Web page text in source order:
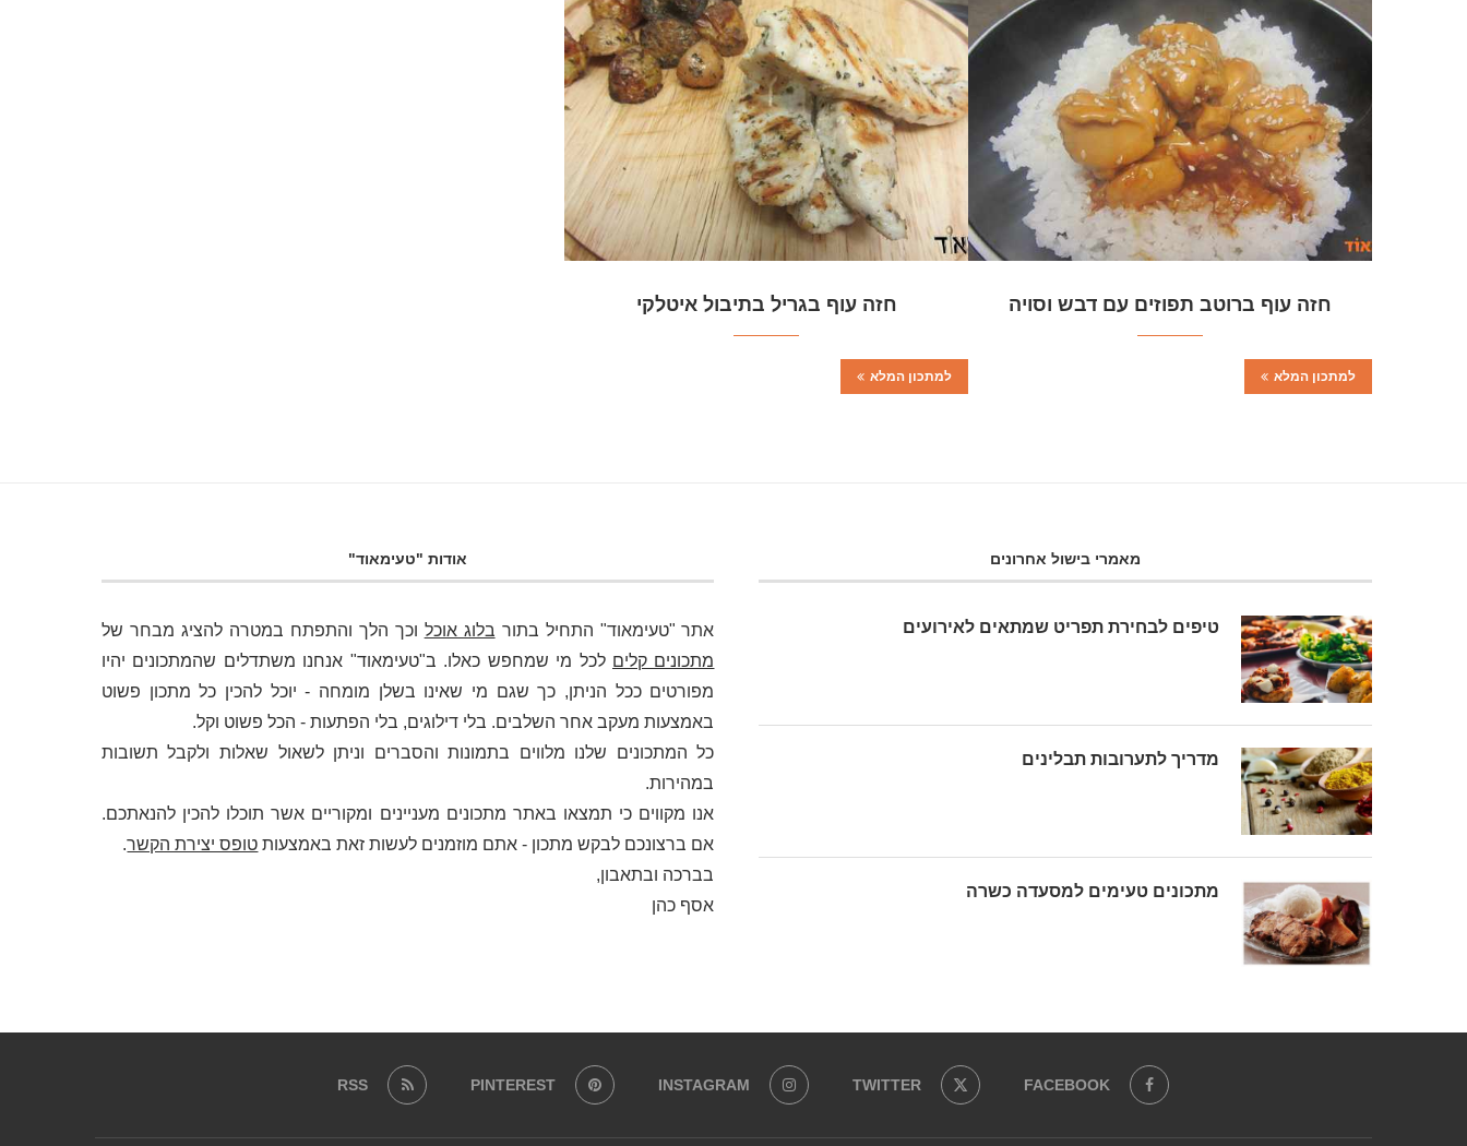
חזה עוף ברוטב תפוזים עם דבש וסויה
למתכון המלא
חזה עוף בגריל בתיבול איטלקי
למתכון המלא
מאמרי בישול אחרונים
טיפים לבחירת תפריט שמתאים לאירועים
מדריך לתערובות תבלינים
מתכונים טעימים למסעדה כשרה
אודות "טעימאוד"
אתר "טעימאוד" התחיל בתור בלוג אוכל וכך הלך והתפתח במטרה להציג מבחר של
מתכונים קלים לכל מי שמחפש כאלו. ב"טעימאוד" אנחנו משתדלים שהמתכונים יהיו
מפורטים ככל הניתן, כך שגם מי שאינו בשלן מומחה - יוכל להכין כל מתכון פשוט
באמצעות מעקב אחר השלבים. בלי דילוגים, בלי הפתעות - הכל פשוט וקל.
כל המתכונים שלנו מלווים בתמונות והסברים וניתן לשאול שאלות ולקבל תשובות
במהירות.
אנו מקווים כי תמצאו באתר מתכונים מעניינים ומקוריים אשר תוכלו להכין להנאתכם.
אם ברצונכם לבקש מתכון - אתם מוזמנים לעשות זאת באמצעות טופס יצירת הקשר.
בברכה ובתאבון,
אסף כהן
FACEBOOK
TWITTER
INSTAGRAM
PINTEREST
RSS